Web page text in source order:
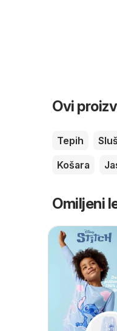
Ovi
Tepih
Košara
Omiljeni